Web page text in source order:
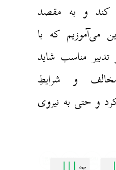
کند و به مقصد
می‌‌آموزیم که با
مناسب شاید
و شرایطِ
و حتی به نیروی